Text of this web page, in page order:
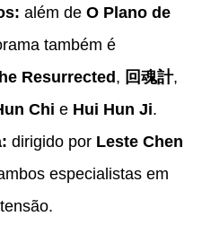
além de O Plano de
também é
Resurrected , 回魂計,
Chi e Hui Hun Ji.
dirigido por Leste Chen
especialistas em